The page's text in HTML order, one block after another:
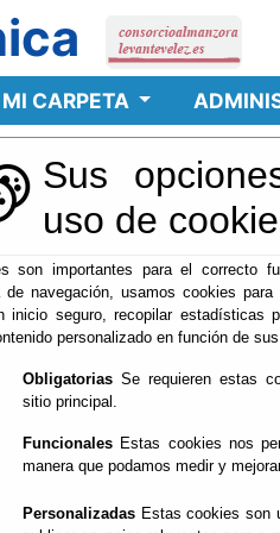
Sus
uso de
son importantes para el correcto
de navegación, usamos cookies
inicio seguro, recopilar estadísticas
personalizado en función de
Obligatorias Se requieren estas
sitio principal.
Funcionales Estas cookies nos
manera que podamos medir y
Personalizadas Estas cookies son
MI CARPETA
Consorcio Almanzora
es el siguiente: